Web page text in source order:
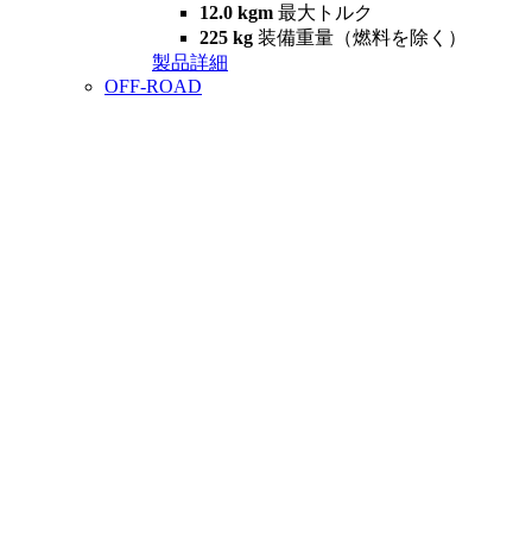
12.0 kgm 最大トルク
225 kg 装備重量（燃料を除く）
製品詳細
OFF-ROAD